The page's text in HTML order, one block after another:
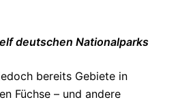
deutschen Nationalparks
bereits Gebiete in
Füchse – und andere